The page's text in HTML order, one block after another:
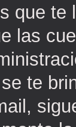
que te
las
te